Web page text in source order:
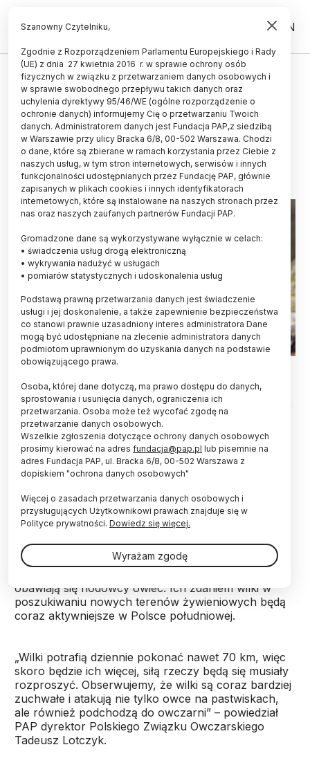
PL EN
Zakaz polowań na wilki wzdłuż
polsko-słowackiej granicy; obawy
hodowców
19.11.2015
aktualizacja: 19.11.2015
3 minuty czytania
Fot. Fotolia
Słowacki minister rolnictwa od listopada
wprowadził całkowity zakaz polowań na wilki przy
granicy z Polską. O strefę wolną od polowań
zabiegali polscy przyrodnicy. Hodowcy owiec
obawiają się eskalacji wilczych ataków na ich
stada.
Strefa buforowa wolna od polowań to pas o
szerokości od kilkunastu do 25 km w głąb Słowacji,
wzdłuż całej granicy z Polską.
obawiają się hodowcy owiec. Ich zdaniem wilki w
poszukiwaniu nowych terenów żywieniowych będą
coraz aktywniejsze w Polsce południowej.
„Wilki potrafią dziennie pokonać nawet 70 km, więc
skoro będzie ich więcej, siłą rzeczy będą się musiały
rozproszyć. Obserwujemy, że wilki są coraz bardziej
zuchwałe i atakują nie tylko owce na pastwiskach,
ale również podchodzą do owczarni” – powiedział
PAP dyrektor Polskiego Związku Owczarskiego
Tadeusz Lotczyk.
Szanowny Czytelniku,
Zgodnie z Rozporządzeniem Parlamentu Europejskiego i Rady
(UE) z dnia 27 kwietnia 2016 r. w sprawie ochrony osób
fizycznych w związku z przetwarzaniem danych osobowych i
w sprawie swobodnego przepływu takich danych oraz
uchylenia dyrektywy 95/46/WE (ogólne rozporządzenie o
ochronie danych) informujemy Cię o przetwarzaniu Twoich
danych. Administratorem danych jest Fundacja PAP,z siedzibą
w Warszawie przy ulicy Bracka 6/8, 00-502 Warszawa. Chodzi
o dane, które są zbierane w ramach korzystania przez Ciebie z
naszych usług, w tym stron internetowych, serwisów i innych
funkcjonalności udostępnianych przez Fundację PAP, głównie
zapisanych w plikach cookies i innych identyfikatorach
internetowych, które są instalowane na naszych stronach przez
nas oraz naszych zaufanych partnerów Fundacji PAP.
Gromadzone dane są wykorzystywane wyłącznie w celach:
• świadczenia usług drogą elektroniczną
• wykrywania nadużyć w usługach
• pomiarów statystycznych i udoskonalenia usług
Podstawą prawną przetwarzania danych jest świadczenie
usługi i jej doskonalenie, a także zapewnienie bezpieczeństwa
co stanowi prawnie uzasadniony interes administratora Dane
mogą być udostępniane na zlecenie administratora danych
podmiotom uprawnionym do uzyskania danych na podstawie
obowiązującego prawa.
Osoba, której dane dotyczą, ma prawo dostępu do danych,
sprostowania i usunięcia danych, ograniczenia ich
przetwarzania. Osoba może też wycofać zgodę na
przetwarzanie danych osobowych.
Wszelkie zgłoszenia dotyczące ochrony danych osobowych
prosimy kierować na adres fundacja@pap.pl lub pisemnie na
adres Fundacja PAP, ul. Bracka 6/8, 00-502 Warszawa z
dopiskiem "ochrona danych osobowych"
Więcej o zasadach przetwarzania danych osobowych i
przysługujących Użytkownikowi prawach znajduje się w
Polityce prywatności. Dowiedz się więcej.
Wyrażam zgodę